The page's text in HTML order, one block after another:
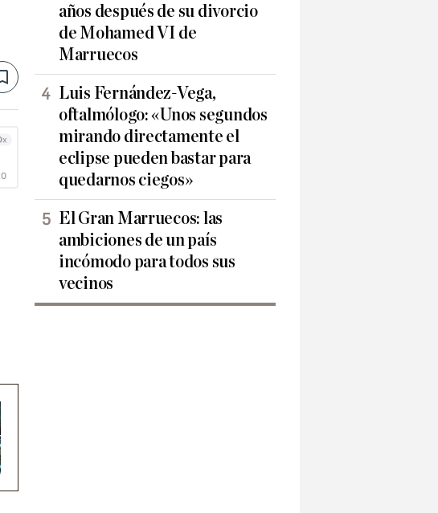
Save
años después de su divorcio
de Mohamed VI de
Marruecos
Luis Fernández-Vega,
oftalmólogo: «Unos segundos
mirando directamente el
eclipse pueden bastar para
quedarnos ciegos»
El Gran Marruecos: las
ambiciones de un país
incómodo para todos sus
vecinos